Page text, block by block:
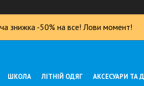
знижка -50% на все! Лови момент!
ШКОЛА ЛІТНІЙ ОДЯГ АКСЕСУАРИ ТА